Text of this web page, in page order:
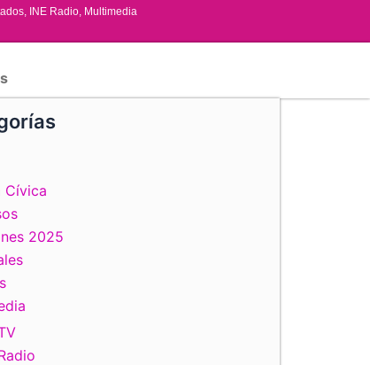
INE Radio Multimedia
Cívica
2025